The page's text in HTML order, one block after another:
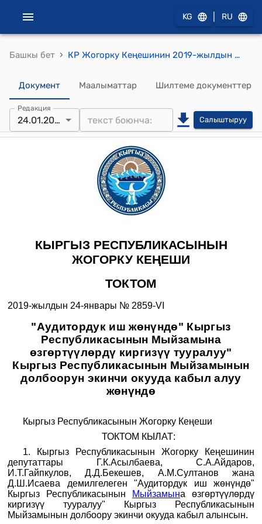
KG RU
Башкы бет › КР Жогорку Кеңешинин 2019-жылдын 24-январындагы № 2859-VI "Аудитордук иш жөнүндө" Кыргыз Республикасынын Мыйзамына өзгөртүүлөрдү киргизүү тууралуу" Кыргыз Республикасынын Мыйзамынын долбоорун экинчи окууда кабыл алуу жөнүндө" токтому
Документ Маалыматтар Шилтеме документтер
Редакция
24.01.2019 Салыштыруу